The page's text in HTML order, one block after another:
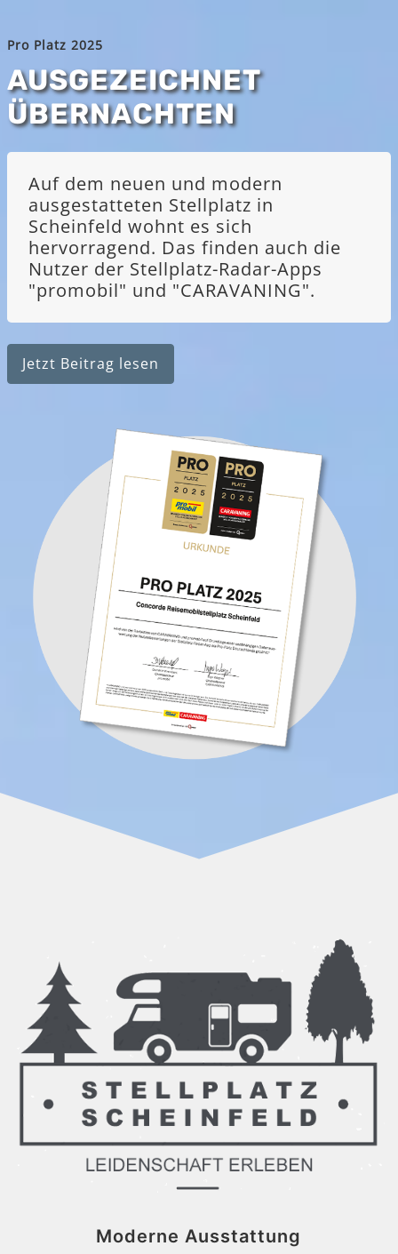
Pro Platz 2025
AUSGEZEICHNET
ÜBERNACHTEN
Auf dem neuen und modern
ausgestatteten Stellplatz in
Scheinfeld wohnt es sich
hervorragend. Das finden auch die
Nutzer der Stellplatz-Radar-Apps
"promobil" und "CARAVANING".
Jetzt Beitrag lesen
Moderne Ausstattung